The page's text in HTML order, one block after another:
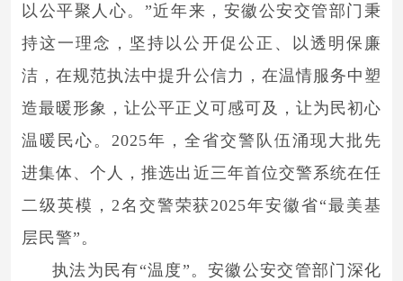
以公平聚人心。”近年来，安徽公安交管部门秉
持这一理念，坚持以公开促公正、以透明保廉
洁，在规范执法中提升公信力，在温情服务中塑
造最暖形象，让公平正义可感可及，让为民初心
温暖民心。2025年，全省交警队伍涌现大批先
进集体、个人，推选出近三年首位交警系统在任
二级英模，2名交警荣获2025年安徽省“最美基
层民警”。
执法为民有“温度”。安徽公安交管部门深化